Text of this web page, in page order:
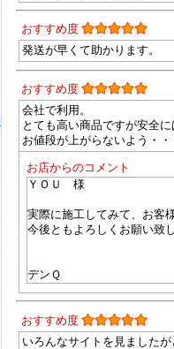
おすすめ度
発送が早くて助かります。
おすすめ度
会社で利用。
とても高い商品ですが安全に
お値段が上がらないよう・・
お店からのコメント
ＹＯＵ 様
実際に施工してみて、お客
今後ともよろしくお願い致
デンＱ
おすすめ度
いろんなサイトを見ました